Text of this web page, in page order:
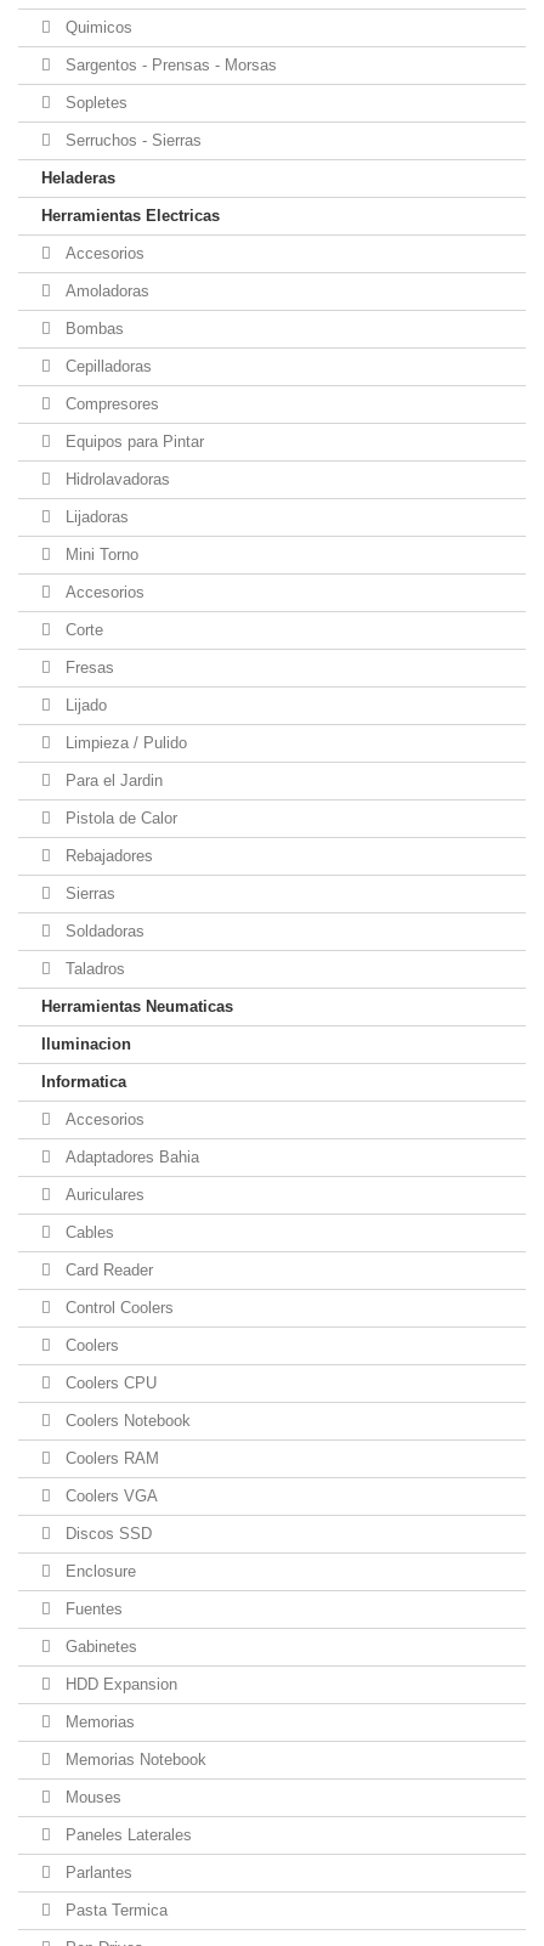
Quimicos
Sargentos - Prensas - Morsas
Sopletes
Serruchos - Sierras
Heladeras
Herramientas Electricas
Accesorios
Amoladoras
Bombas
Cepilladoras
Compresores
Equipos para Pintar
Hidrolavadoras
Lijadoras
Mini Torno
Accesorios
Corte
Fresas
Lijado
Limpieza / Pulido
Para el Jardin
Pistola de Calor
Rebajadores
Sierras
Soldadoras
Taladros
Herramientas Neumaticas
Iluminacion
Informatica
Accesorios
Adaptadores Bahia
Auriculares
Cables
Card Reader
Control Coolers
Coolers
Coolers CPU
Coolers Notebook
Coolers RAM
Coolers VGA
Discos SSD
Enclosure
Fuentes
Gabinetes
HDD Expansion
Memorias
Memorias Notebook
Mouses
Paneles Laterales
Parlantes
Pasta Termica